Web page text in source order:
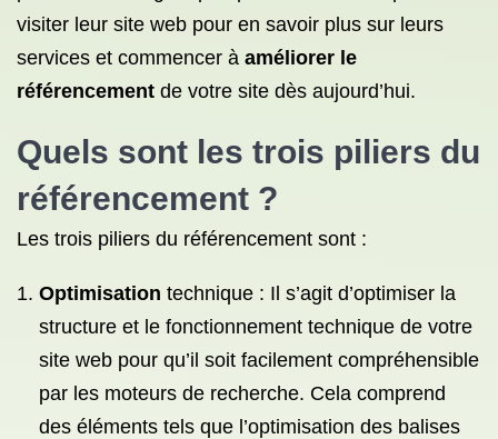
visiter leur site web pour en savoir plus sur leurs
services et commencer à améliorer le
référencement de votre site dès aujourd’hui.
Quels sont les trois piliers du
référencement ?
Les trois piliers du référencement sont :
Optimisation technique : Il s’agit d’optimiser la
structure et le fonctionnement technique de votre
site web pour qu’il soit facilement compréhensible
par les moteurs de recherche. Cela comprend
des éléments tels que l’optimisation des balises